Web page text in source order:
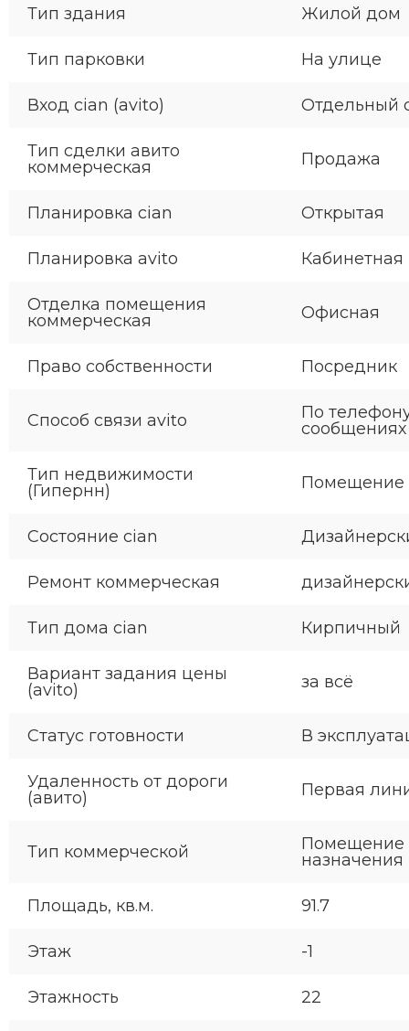
Тип здания Жилой дом
Тип парковки На улице
Вход cian (avito) Отдельный
Тип сделки авито
коммерческая
Продажа
Планировка cian Открытая
Планировка avito Кабинетная
Отделка помещения
коммерческая
Офисная
Право собственности Посредник
Способ связи avito
По
сообщениях
Тип недвижимости
(Гипернн)
Помещение
Состояние cian
Ремонт коммерческая
Тип дома cian Кирпичный
Вариант задания цены
(avito)
за всё
Статус готовности В
Удаленность от дороги
(авито)
Первая
Тип коммерческой
Помещение
назначения
Площадь, кв.м. 91.7
Этаж -1
Этажность 22